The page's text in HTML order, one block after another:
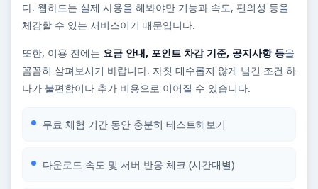
다. 웹하드는 실제 사용을 해봐야만 기능과 속도, 편의성 등을
체감할 수 있는 서비스이기 때문입니다.
또한, 이용 전에는 요금 안내, 포인트 차감 기준, 공지사항 등을
꼼꼼히 살펴보시기 바랍니다. 자칫 대수롭지 않게 넘긴 조건 하
나가 불편함이나 추가 비용으로 이어질 수 있습니다.
무료 체험 기간 동안 충분히 테스트해보기
다운로드 속도 및 서버 반응 체크 (시간대별)